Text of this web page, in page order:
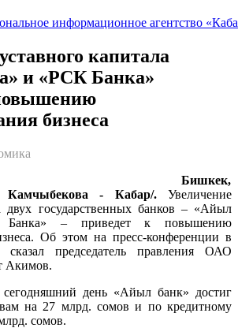
капитала
и «РСК Банка»
бизнеса
Бишкек,
Камчыбекова - Кабар/.Увеличение
двух государственных банков – «Айыл
– приведет к повышению
Об этом на пресс-конференции в
сказал председатель правления ОАО
Акимов.
день «Айыл банк» достиг
на 27 млрд. сомов и по кредитному
сомов.